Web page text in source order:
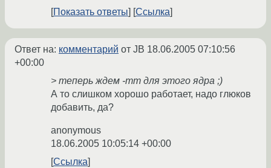
Показать ответы
Ссылка
Ответ на: комментарий от JB 18.06.2005 07:10:56
+00:00
> теперь ждем -mm для этого ядра ;)
А то слишком хорошо работает, надо глюков
добавить, да?
anonymous
18.06.2005 10:05:14 +00:00
Ссылка